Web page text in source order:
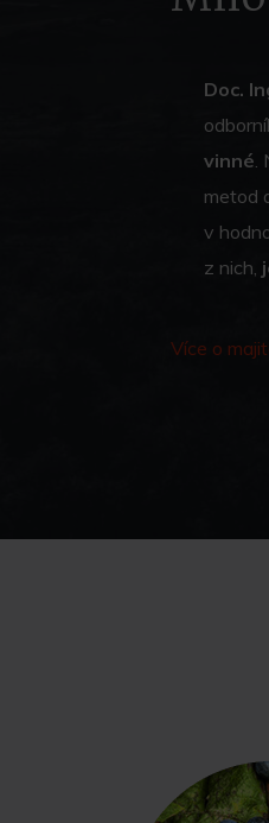
Doc.
vinné.
metod
v
z nich,
Více o